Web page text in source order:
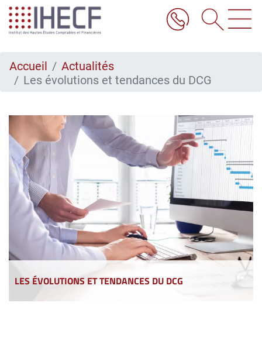
Aller
au
contenu
Accueil
Actualités
Les évolutions et tendances du DCG
LES ÉVOLUTIONS ET TENDANCES DU DCG